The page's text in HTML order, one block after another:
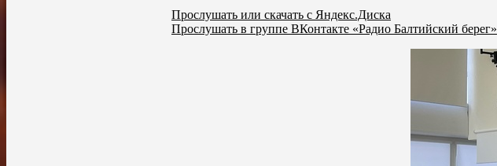
Прослушать или скачать с Яндекс.Диска
Прослушать в группе ВКонтакте «Радио Балтийский берег»